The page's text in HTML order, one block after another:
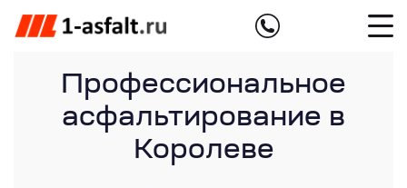
Профессиональное
асфальтирование в
Королеве